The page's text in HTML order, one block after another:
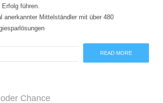
führen.
anerkannter Mittelständler mit über 480
READ MORE
Chance